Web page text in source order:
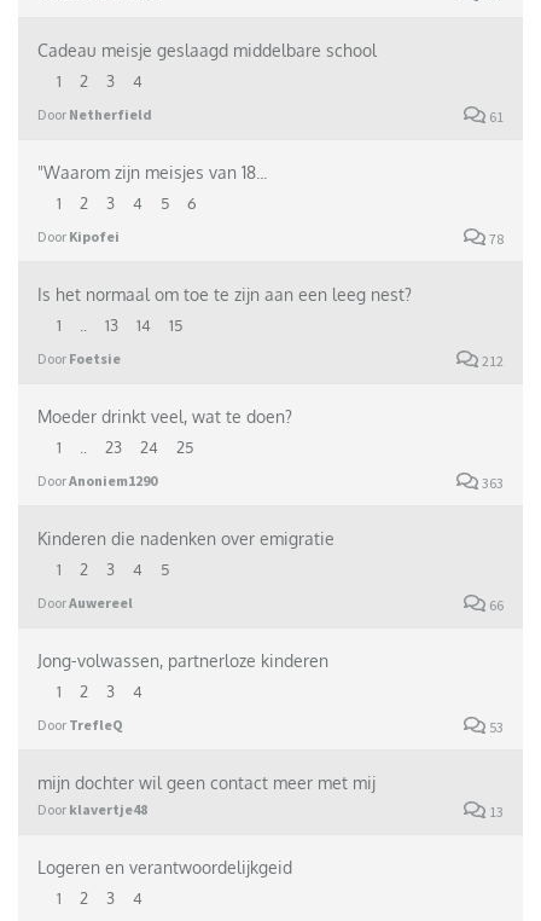
Cadeau meisje geslaagd middelbare school
1 2 3 4
Door Netherfield 61
"Waarom zijn meisjes van 18...
1 2 3 4 5 6
Door Kipofei 78
Is het normaal om toe te zijn aan een leeg nest?
1 13 14 15
Door Foetsie 212
Moeder drinkt veel, wat te doen?
1 23 24 25
DoorAnoniem1290 363
Kinderen die nadenken over emigratie
1 2 3 4 5
DoorAuwereel 66
Jong-volwassen, partnerloze kinderen
1 2 3 4
Door TrefleQ 53
mijn dochter wil geen contact meer met mij
Door klavertje48 13
Logeren en verantwoordelijkgeid
1 2 3 4